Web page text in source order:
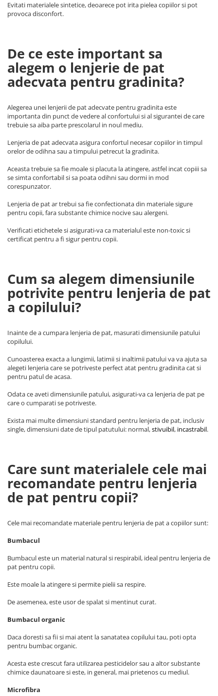
Evitati materialele sintetice, deoarece pot irita pielea copiilor si pot
provoca disconfort.
De ce este important sa
alegem o lenjerie de pat
adecvata pentru gradinita?
Alegerea unei lenjerii de pat adecvate pentru gradinita este
importanta din punct de vedere al confortului si al sigurantei de care
trebuie sa aiba parte prescolarul in noul mediu.
Lenjeria de pat adecvata asigura confortul necesar copiilor in timpul
orelor de odihna sau a timpului petrecut la gradinita.
Aceasta trebuie sa fie moale si placuta la atingere, astfel incat copiii sa
se simta confortabil si sa poata odihni sau dormi in mod
corespunzator.
Lenjeria de pat ar trebui sa fie confectionata din materiale sigure
pentru copii, fara substante chimice nocive sau alergeni.
Verificati etichetele si asigurati-va ca materialul este non-toxic si
certificat pentru a fi sigur pentru copii.
Cum sa alegem dimensiunile
potrivite pentru lenjeria de pat
a copilului?
Inainte de a cumpara lenjeria de pat, masurati dimensiunile patului
copilului.
Cunoasterea exacta a lungimii, latimii si inaltimii patului va va ajuta sa
alegeti lenjeria care se potriveste perfect atat pentru gradinita cat si
pentru patul de acasa.
Odata ce aveti dimensiunile patului, asigurati-va ca lenjeria de pat pe
care o cumparati se potriveste.
Exista mai multe dimensiuni standard pentru lenjeria de pat, inclusiv
single, dimensiuni date de tipul patutului: normal,stivuibil, incastrabil.
Care sunt materialele cele mai
recomandate pentru lenjeria
de pat pentru copii?
Cele mai recomandate materiale pentru lenjeria de pat a copiilor sunt:
Bumbacul
Bumbacul este un material natural si respirabil, ideal pentru lenjeria de
pat pentru copii.
Este moale la atingere si permite pielii sa respire.
De asemenea, este usor de spalat si mentinut curat.
Bumbacul organic
Daca doresti sa fii si mai atent la sanatatea copilului tau, poti opta
pentru bumbac organic.
Acesta este crescut fara utilizarea pesticidelor sau a altor substante
chimice daunatoare si este, in general, mai prietenos cu mediul.
Microfibra